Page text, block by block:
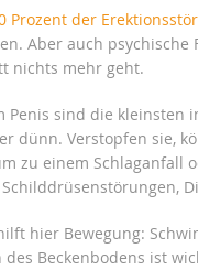
Prozent der
Aber auch psychische
nichts mehr geht.
Penis sind die
dünn. Verstopfen sie,
zu einem Schlaganfall
hier Bewegung:
Beckenbodens ist